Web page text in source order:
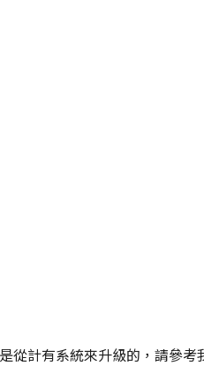
從計有系統來升級的，請參考